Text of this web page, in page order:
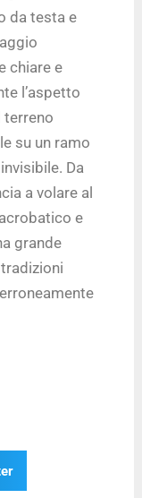
da testa e
chiare e
l’aspetto
terreno
su un ramo
Da
a volare al
e
grande